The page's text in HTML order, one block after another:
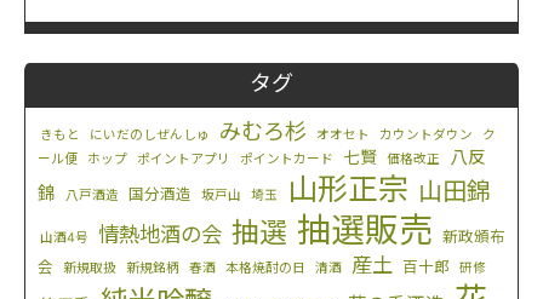
タグ
きもと にいだのしぜんしゅ みむろ杉 オオセト カウントダウン
ク
ール便
ホップ ポイントアプリ ポイントカード 七賢 価格改正
八反
錦
八戸酒造 国分酒造 坂戸山 埼玉 山形正宗 山田錦
山酒4号 情熱地酒の会 抽選 抽選販売 新政頒布
会
新規取扱 新規銘柄 春酒 本格焼酎の日 清酒 産土 百十郎 研修